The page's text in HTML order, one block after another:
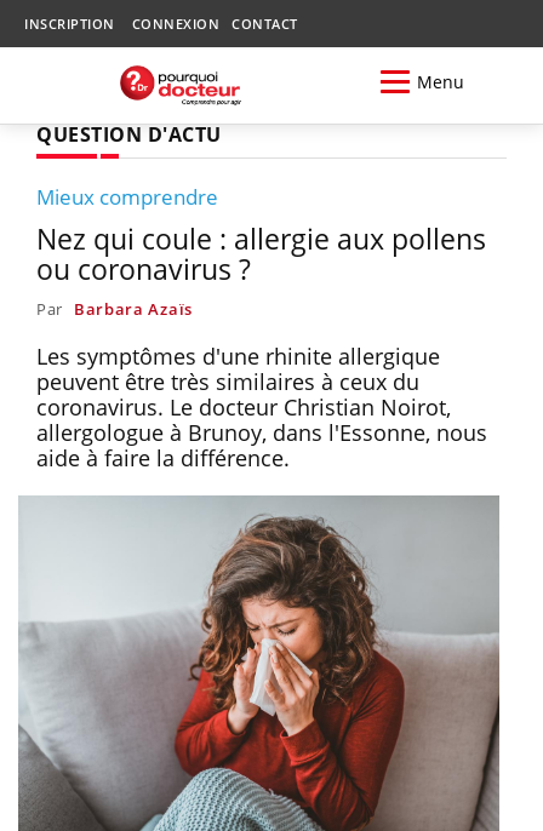
INSCRIPTION CONNEXION CONTACT
Menu
QUESTION D'ACTU
Mieux comprendre
Nez qui coule : allergie aux pollens
ou coronavirus ?
Par Barbara Azaïs
Les symptômes d'une rhinite allergique
peuvent être très similaires à ceux du
coronavirus. Le docteur Christian Noirot,
allergologue à Brunoy, dans l'Essonne, nous
aide à faire la différence.